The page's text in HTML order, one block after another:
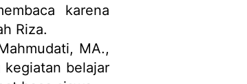
karena
Riza.
MA.,
kegiatan belajar